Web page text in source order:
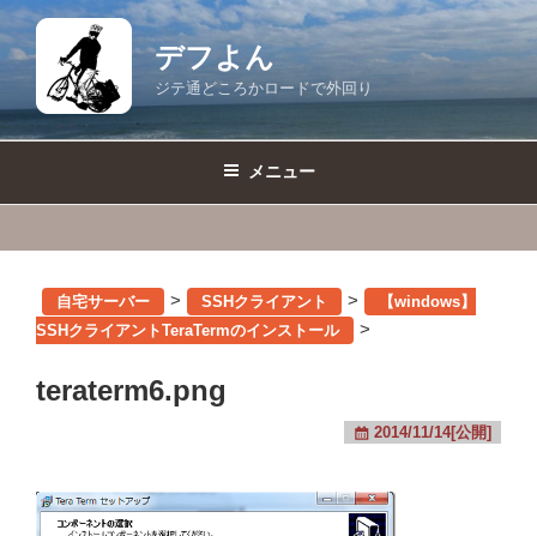
コ
ン
デフよん
ジテ通どころかロードで外回り
メニュー
自宅サーバー > SSHクライアント >
【windows】
SSHクライアントTeraTermのインストール
>
teraterm6.png
2014/11/14[公開]